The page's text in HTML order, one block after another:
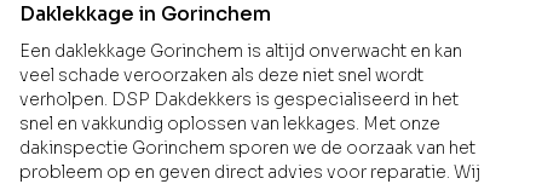
Daklekkage in Gorinchem
Een daklekkage Gorinchem is altijd onverwacht en kan
veel schade veroorzaken als deze niet snel wordt
verholpen. DSP Dakdekkers is gespecialiseerd in het
snel en vakkundig oplossen van lekkages. Met onze
dakinspectie Gorinchem sporen we de oorzaak van het
probleem op en geven direct advies voor reparatie. Wij